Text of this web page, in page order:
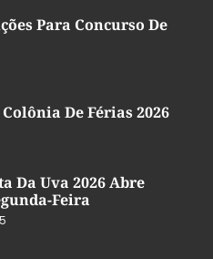
Para Concurso De
De Férias 2026
Da Uva 2026 Abre
Feira